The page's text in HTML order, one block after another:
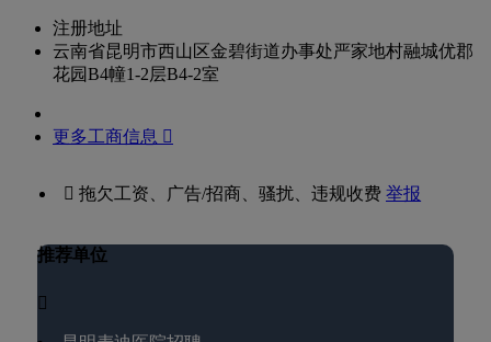
注册地址
云南省昆明市西山区金碧街道办事处严家地村融城优郡
花园B4幢1-2层B4-2室
更多工商信息 
 拖欠工资、广告/招商、骚扰、违规收费举报
推荐单位
